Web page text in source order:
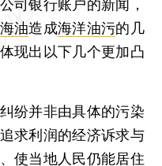
司银行账户的新闻，
油造成海洋油污的几
现出以下几个更加凸
并非由具体的污染
求利润的经济诉求与
使当地人民仍能居住